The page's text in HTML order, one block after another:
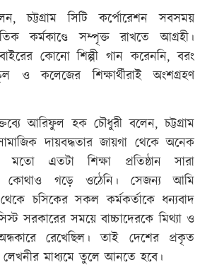
চট্টগ্রাম সিটি কর্পোরেশন সবসময়
কর্মকাণ্ডে সম্পৃক্ত রাখতে আগ্রহী।
কোনো শিল্পী গান করেননি, বরং
ও কলেজের শিক্ষার্থীরাই অংশগ্রহণ
আরিফুল হক চৌধুরী বলেন, চট্টগ্রাম
দায়বদ্ধতার জায়গা থেকে অনেক
মতো এতটা শিক্ষা প্রতিষ্ঠান সারা
কোথাও গড়ে ওঠেনি। সেজন্য আমি
চসিকের সকল কর্মকর্তাকে ধন্যবাদ
সরকারের সময়ে বাচ্চাদেরকে মিথ্যা ও
রেখেছিল। তাই দেশের প্রকৃত
মাধ্যমে তুলে আনতে হবে।